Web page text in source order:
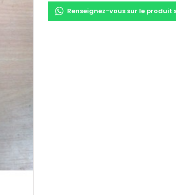
Renseignez-vous sur le produit